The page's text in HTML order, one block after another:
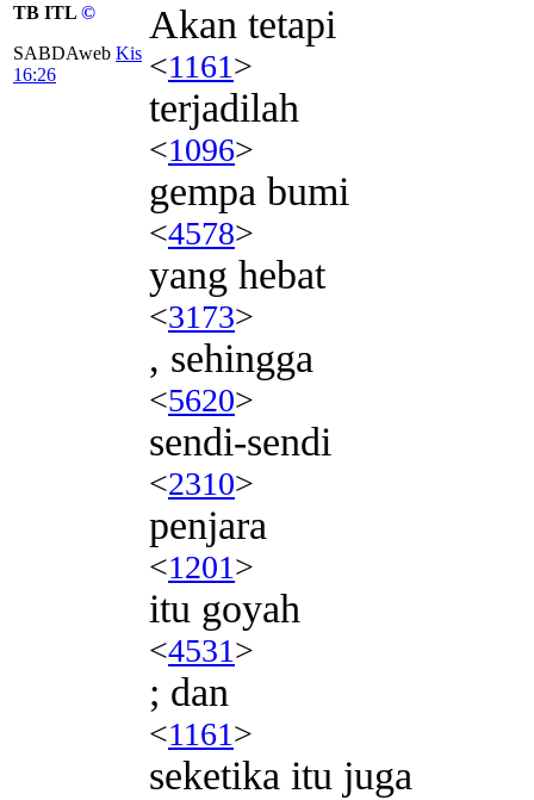
TB ITL ©
SABDAweb Kis
16:26
Akan tetapi
<1161>
terjadilah
<1096>
gempa bumi
<4578>
yang hebat
<3173>
, sehingga
<5620>
sendi-sendi
<2310>
penjara
<1201>
itu goyah
<4531>
; dan
<1161>
seketika itu juga